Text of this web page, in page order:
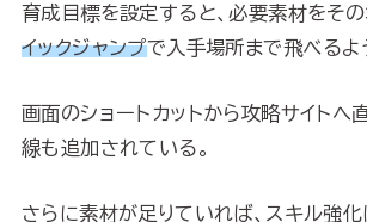
育成目標を設定すると、必要素材をその
イックジャンプで入手場所まで飛べるよ
画面のショートカットから攻略サイトへ
線も追加されている。
さらに素材が足りていれば、スキル強化